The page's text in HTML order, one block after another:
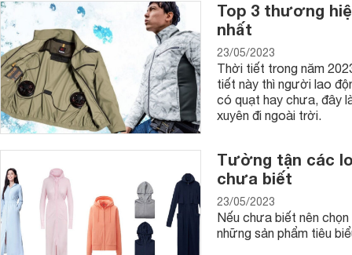
Top 3 thương
nhất
23/05/2023
Thời tiết trong năm
tiết này thì người lao
có quạt hay chưa, đây
xuyên đi ngoài trời.
Tường tận các
chưa biết
23/05/2023
Nếu chưa biết nên
những sản phẩm tiêu